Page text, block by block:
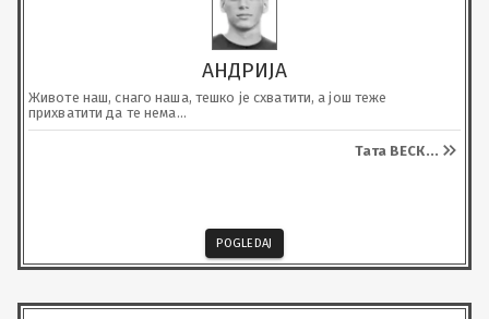
АНДРИЈА
Животе наш, снаго наша, тешко је схватити, а још теже
прихватити да те нема...
Тата ВЕСК...
POGLEDAJ